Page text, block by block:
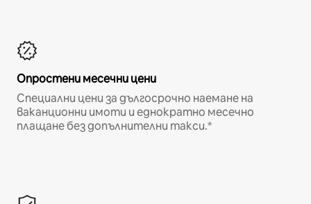
Опростени месечни цени
Специални цени за дългосрочно наемане на
ваканционни имоти и еднократно месечно
плащане без допълнителни такси.*